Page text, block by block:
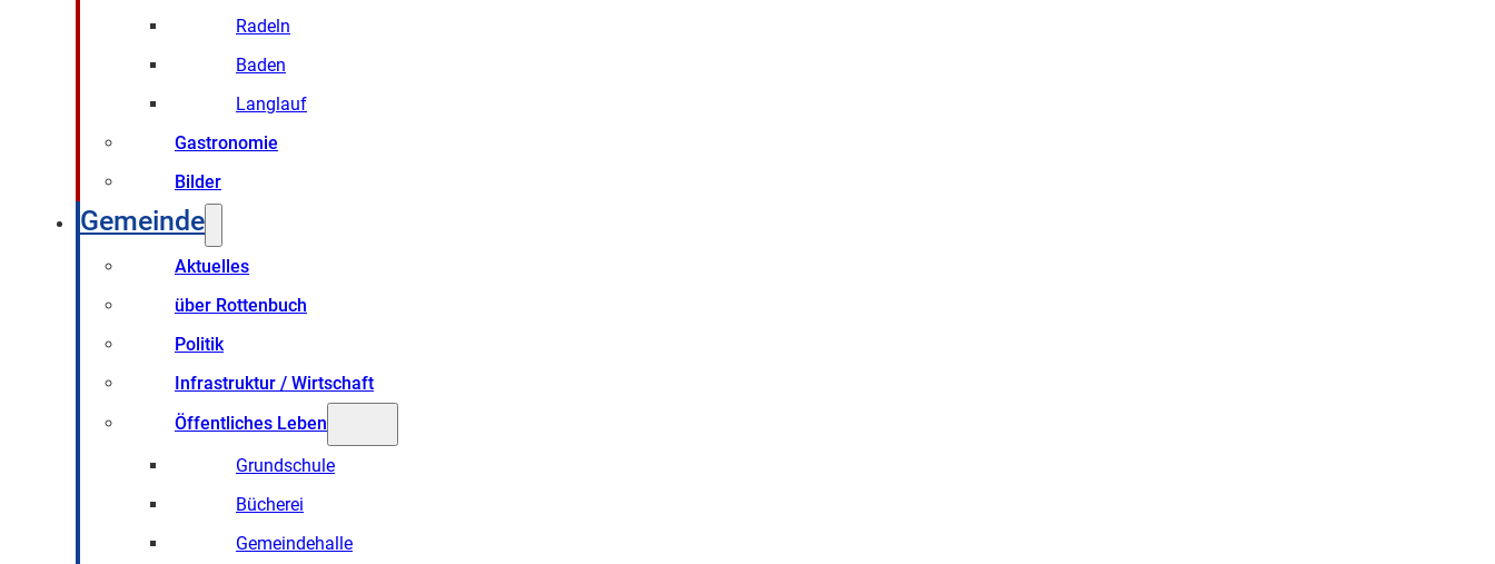
Radeln
Baden
Langlauf
Gastronomie
Bilder
Gemeinde
Aktuelles
über Rottenbuch
Politik
Infrastruktur / Wirtschaft
Öffentliches Leben
Grundschule
Bücherei
Gemeindehalle